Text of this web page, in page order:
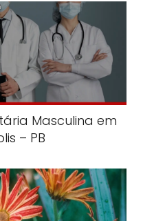
Masculina em
– PB